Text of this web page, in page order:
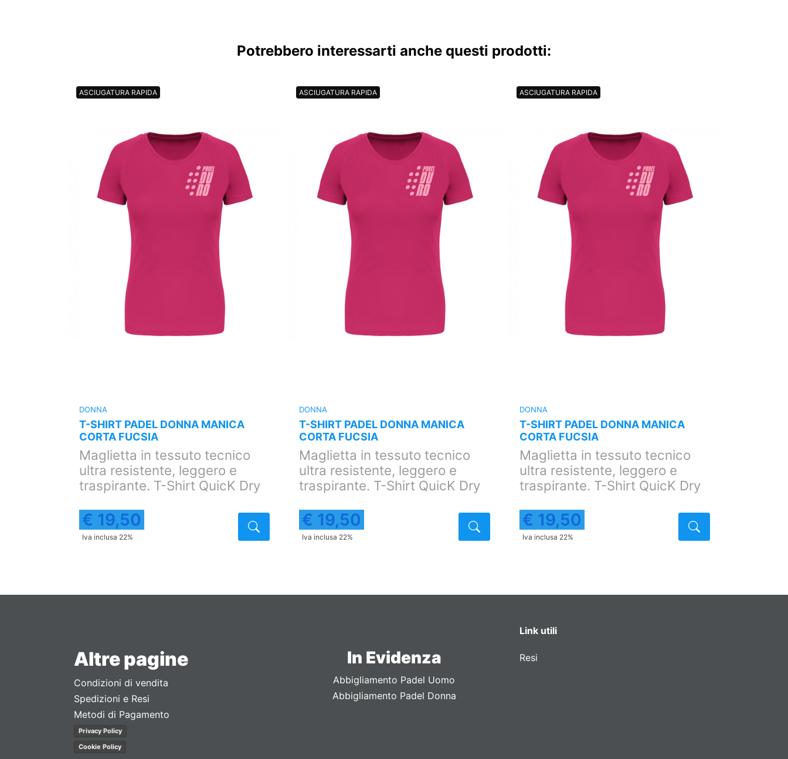
Potrebbero interessarti anche questi prodotti:
Dettaglio
ASCIUGATURA RAPIDA
DONNA
T-SHIRT PADEL DONNA MANICA
CORTA FUCSIA
Maglietta in tessuto tecnico
ultra resistente, leggero e
traspirante. T-Shirt QuicK Dry
€ 19,50
Iva inclusa 22%
Dettaglio
ASCIUGATURA RAPIDA
DONNA
T-SHIRT PADEL DONNA MANICA
CORTA FUCSIA
Maglietta in tessuto tecnico
ultra resistente, leggero e
traspirante. T-Shirt QuicK Dry
€ 19,50
Iva inclusa 22%
Dettaglio
ASCIUGATURA RAPIDA
DONNA
T-SHIRT PADEL DONNA MANICA
CORTA FUCSIA
Maglietta in tessuto tecnico
ultra resistente, leggero e
traspirante. T-Shirt QuicK Dry
€ 19,50
Iva inclusa 22%
Altre pagine
Condizioni di vendita
Spedizioni e Resi
Metodi di Pagamento
Privacy Policy
Cookie Policy
In Evidenza
Abbigliamento Padel Uomo
Abbigliamento Padel Donna
Link utili
Resi